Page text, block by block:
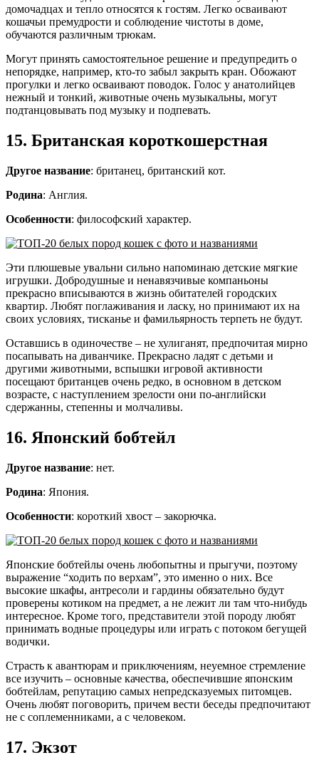
домочадцах и тепло относятся к гостям. Легко осваивают
кошачьи премудрости и соблюдение чистоты в доме,
обучаются различным трюкам.
Могут принять самостоятельное решение и предупредить о
непорядке, например, кто-то забыл закрыть кран. Обожают
прогулки и легко осваивают поводок. Голос у анатолийцев
нежный и тонкий, животные очень музыкальны, могут
подтанцовывать под музыку и подпевать.
15. Британская короткошерстная
Другое название: британец, британский кот.
Родина: Англия.
Особенности: философский характер.
Эти плюшевые увальни сильно напоминаю детские мягкие
игрушки. Добродушные и ненавязчивые компаньоны
прекрасно вписываются в жизнь обитателей городских
квартир. Любят поглаживания и ласку, но принимают их на
своих условиях, тисканье и фамильярность терпеть не будут.
Оставшись в одиночестве – не хулиганят, предпочитая мирно
посапывать на диванчике. Прекрасно ладят с детьми и
другими животными, вспышки игровой активности
посещают британцев очень редко, в основном в детском
возрасте, с наступлением зрелости они по-английски
сдержанны, степенны и молчаливы.
16. Японский бобтейл
Другое название: нет.
Родина: Япония.
Особенности: короткий хвост – закорючка.
Японские бобтейлы очень любопытны и прыгучи, поэтому
выражение “ходить по верхам”, это именно о них. Все
высокие шкафы, антресоли и гардины обязательно будут
проверены котиком на предмет, а не лежит ли там что-нибудь
интересное. Кроме того, представители этой породу любят
принимать водные процедуры или играть с потоком бегущей
водички.
Страсть к авантюрам и приключениям, неуемное стремление
все изучить – основные качества, обеспечившие японским
бобтейлам, репутацию самых непредсказуемых питомцев.
Очень любят поговорить, причем вести беседы предпочитают
не с соплеменниками, а с человеком.
17. Экзот